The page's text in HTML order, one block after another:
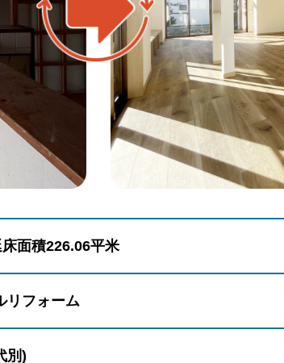
面積226.06平米
リフォーム
別)